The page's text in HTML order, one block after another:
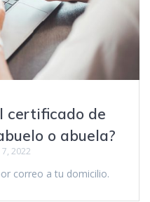
certificado de
o abuela?
2022
correo a tu domicilio.